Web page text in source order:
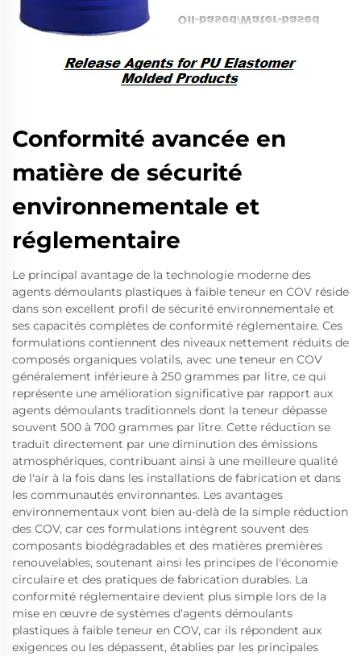
Conformité avancée en
matière de sécurité
environnementale et
réglementaire
Le principal avantage de la technologie moderne des
agents démoulants plastiques à faible teneur en COV réside
dans son excellent profil de sécurité environnementale et
ses capacités complètes de conformité réglementaire. Ces
formulations contiennent des niveaux nettement réduits de
composés organiques volatils, avec une teneur en COV
généralement inférieure à 250 grammes par litre, ce qui
représente une amélioration significative par rapport aux
agents démoulants traditionnels dont la teneur dépasse
souvent 500 à 700 grammes par litre. Cette réduction se
traduit directement par une diminution des émissions
atmosphériques, contribuant ainsi à une meilleure qualité
de l'air à la fois dans les installations de fabrication et dans
les communautés environnantes. Les avantages
environnementaux vont bien au-delà de la simple réduction
des COV, car ces formulations intègrent souvent des
composants biodégradables et des matières premières
renouvelables, soutenant ainsi les principes de l'économie
circulaire et des pratiques de fabrication durables. La
conformité réglementaire devient plus simple lors de la
mise en œuvre de systèmes d'agents démoulants
plastiques à faible teneur en COV, car ils répondent aux
exigences ou les dépassent, établies par les principales